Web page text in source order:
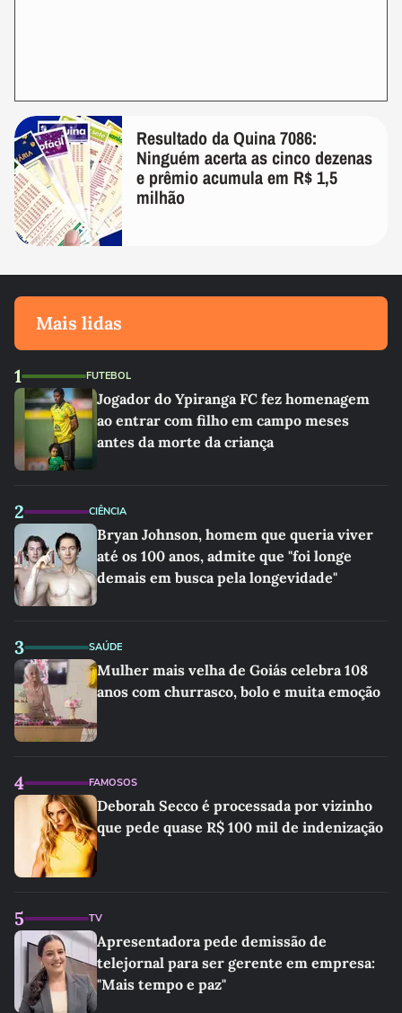
Resultado da Quina 7086:
Ninguém acerta as cinco dezenas
e prêmio acumula em R$ 1,5
milhão
Mais lidas
1 FUTEBOL
Jogador do Ypiranga FC fez homenagem
ao entrar com filho em campo meses
antes da morte da criança
2 CIÊNCIA
Bryan Johnson, homem que queria viver
até os 100 anos, admite que "foi longe
demais em busca pela longevidade"
3 SAÚDE
Mulher mais velha de Goiás celebra 108
anos com churrasco, bolo e muita emoção
4 FAMOSOS
Deborah Secco é processada por vizinho
que pede quase R$ 100 mil de indenização
5 TV
Apresentadora pede demissão de
telejornal para ser gerente em empresa:
"Mais tempo e paz"